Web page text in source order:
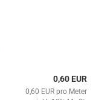
0,60 EUR
0,60 EUR pro Meter